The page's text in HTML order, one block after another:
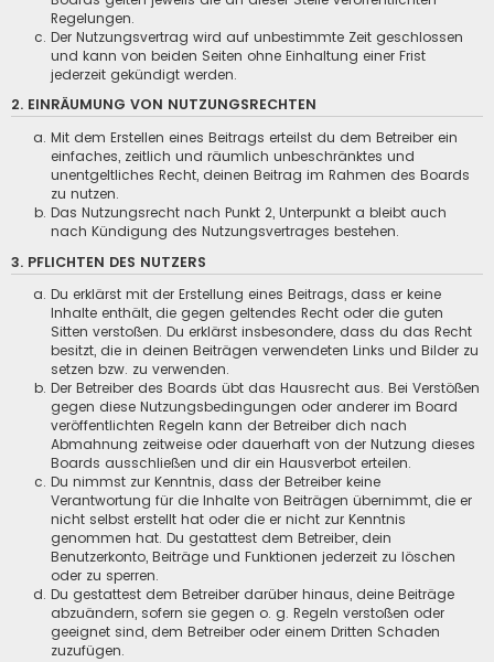
Regelungen.
Der Nutzungsvertrag wird auf unbestimmte Zeit geschlossen
und kann von beiden Seiten ohne Einhaltung einer Frist
jederzeit gekündigt werden.
2. EINRÄUMUNG VON NUTZUNGSRECHTEN
Mit dem Erstellen eines Beitrags erteilst du dem Betreiber ein
einfaches, zeitlich und räumlich unbeschränktes und
unentgeltliches Recht, deinen Beitrag im Rahmen des Boards
zu nutzen.
Das Nutzungsrecht nach Punkt 2, Unterpunkt a bleibt auch
nach Kündigung des Nutzungsvertrages bestehen.
3. PFLICHTEN DES NUTZERS
Du erklärst mit der Erstellung eines Beitrags, dass er keine
Inhalte enthält, die gegen geltendes Recht oder die guten
Sitten verstoßen. Du erklärst insbesondere, dass du das Recht
besitzt, die in deinen Beiträgen verwendeten Links und Bilder zu
setzen bzw. zu verwenden.
Der Betreiber des Boards übt das Hausrecht aus. Bei Verstößen
gegen diese Nutzungsbedingungen oder anderer im Board
veröffentlichten Regeln kann der Betreiber dich nach
Abmahnung zeitweise oder dauerhaft von der Nutzung dieses
Boards ausschließen und dir ein Hausverbot erteilen.
Du nimmst zur Kenntnis, dass der Betreiber keine
Verantwortung für die Inhalte von Beiträgen übernimmt, die er
nicht selbst erstellt hat oder die er nicht zur Kenntnis
genommen hat. Du gestattest dem Betreiber, dein
Benutzerkonto, Beiträge und Funktionen jederzeit zu löschen
oder zu sperren.
Du gestattest dem Betreiber darüber hinaus, deine Beiträge
abzuändern, sofern sie gegen o. g. Regeln verstoßen oder
geeignet sind, dem Betreiber oder einem Dritten Schaden
zuzufügen.